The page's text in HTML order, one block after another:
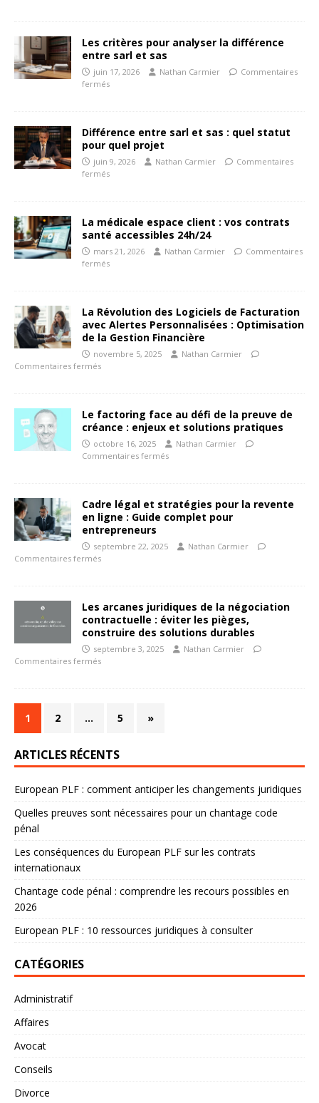
Les critères pour analyser la différence
entre sarl et sas
juin 17, 2026 Nathan Carmier
Commentaires
fermés
Différence entre sarl et sas : quel statut
pour quel projet
juin 9, 2026 Nathan Carmier
Commentaires
fermés
La médicale espace client : vos contrats
santé accessibles 24h/24
mars 21, 2026 Nathan Carmier
Commentaires
fermés
La Révolution des Logiciels de Facturation
avec Alertes Personnalisées : Optimisation
de la Gestion Financière
novembre 5, 2025
Nathan Carmier
Commentaires fermés
Le factoring face au défi de la preuve de
créance : enjeux et solutions pratiques
octobre 16, 2025
Nathan Carmier
Commentaires fermés
Cadre légal et stratégies pour la revente
en ligne : Guide complet pour
entrepreneurs
septembre 22, 2025
Nathan Carmier
Commentaires fermés
Les arcanes juridiques de la négociation
contractuelle : éviter les pièges,
construire des solutions durables
septembre 3, 2025
Nathan Carmier
Commentaires fermés
1 2 … 5 »
ARTICLES RÉCENTS
European PLF : comment anticiper les changements juridiques
Quelles preuves sont nécessaires pour un chantage code
pénal
Les conséquences du European PLF sur les contrats
internationaux
Chantage code pénal : comprendre les recours possibles en
2026
European PLF : 10 ressources juridiques à consulter
CATÉGORIES
Administratif
Affaires
Avocat
Conseils
Divorce